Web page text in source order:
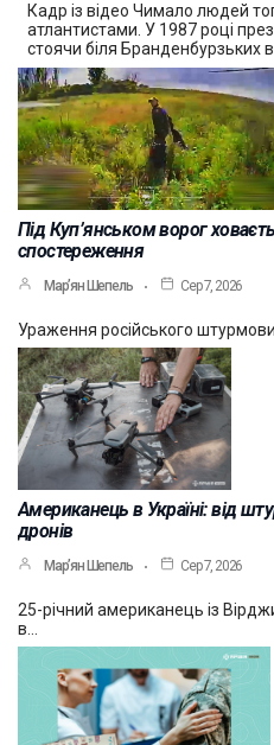
Кадр із відео Чимало людей
атлантистами. У 1987 році
стоячи біля Бранденбурзьких
Під Куп’янськом ворог
спостереження
Мар’ян Шепель Сер 7, 2026
Ураження російського
Американець в Україні: від
дронів
Мар’ян Шепель Сер 7, 2026
25-річний американець із
в…